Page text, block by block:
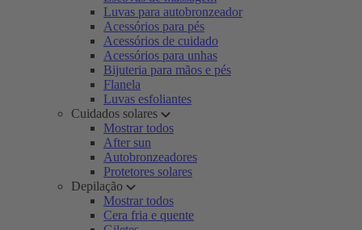
Luvas para autobronzeador
Acessórios para pés
Acessórios de cuidado
Acessórios para unhas
Bijuteria para mãos e pés
Flanela
Luvas esfoliantes
Cuidados solares
Mostrar todos
After sun
Autobronzeadores
Protetores solares
Depilação
Mostrar todos
Cera fria e quente